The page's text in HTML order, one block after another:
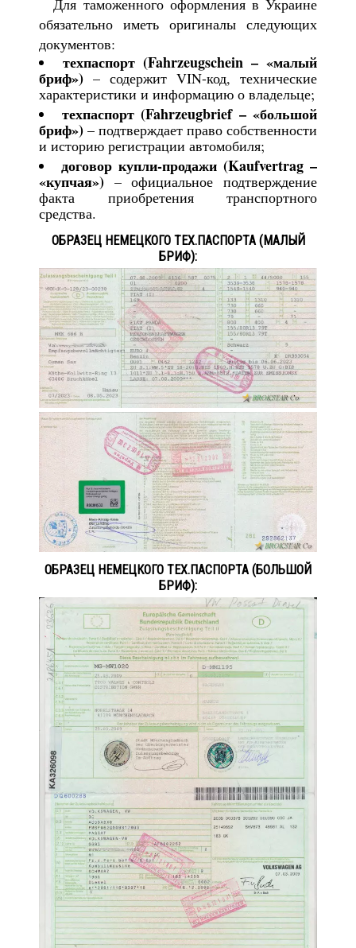
обязательно иметь оригиналы следующих
документов:
техпаспорт (Fahrzeugschein – «малый
бриф») – содержит VIN-код, технические
характеристики и информацию о владельце;
техпаспорт (Fahrzeugbrief – «большой
бриф») – подтверждает право собственности
и историю регистрации автомобиля;
договор купли-продажи (Kaufvertrag –
«купчая») – официальное подтверждение
факта приобретения транспортного
средства.
ОБРАЗЕЦ НЕМЕЦКОГО ТЕХ.ПАСПОРТА (МАЛЫЙ
БРИФ):
ОБРАЗЕЦ НЕМЕЦКОГО ТЕХ.ПАСПОРТА (БОЛЬШОЙ
БРИФ):